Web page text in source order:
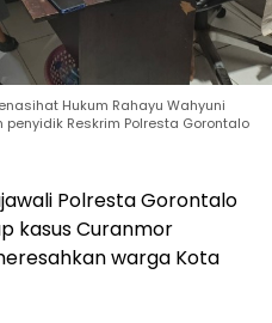
Hukum Rahayu Wahyuni
penyidik Reskrim Polresta Gorontalo
Polresta Gorontalo
kasus Curanmor
warga Kota